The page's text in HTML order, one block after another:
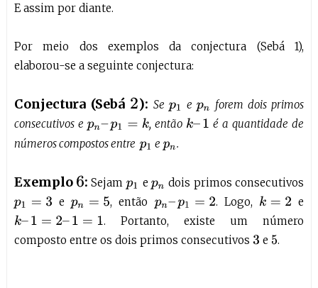
E assim por diante.
Por meio dos exemplos da conjectura (Sebá 1),
elaborou-se a seguinte conjectura:
Conjectura (Sebá 2): Sep1 e pn forem dois primos
consecutivos e pn–p1= k , então k–1
é a quantidade de
números compostos entre p1 e pn.
Exemplo 6:Sejam p1 epn dois primos consecutivos
p1 3 epn =5 , então pn–p1= 2 . Logo, k=2
e
k–1 = 2–1 =1
. Portanto, existe um número
composto entre os dois primos consecutivos 3 e 5.